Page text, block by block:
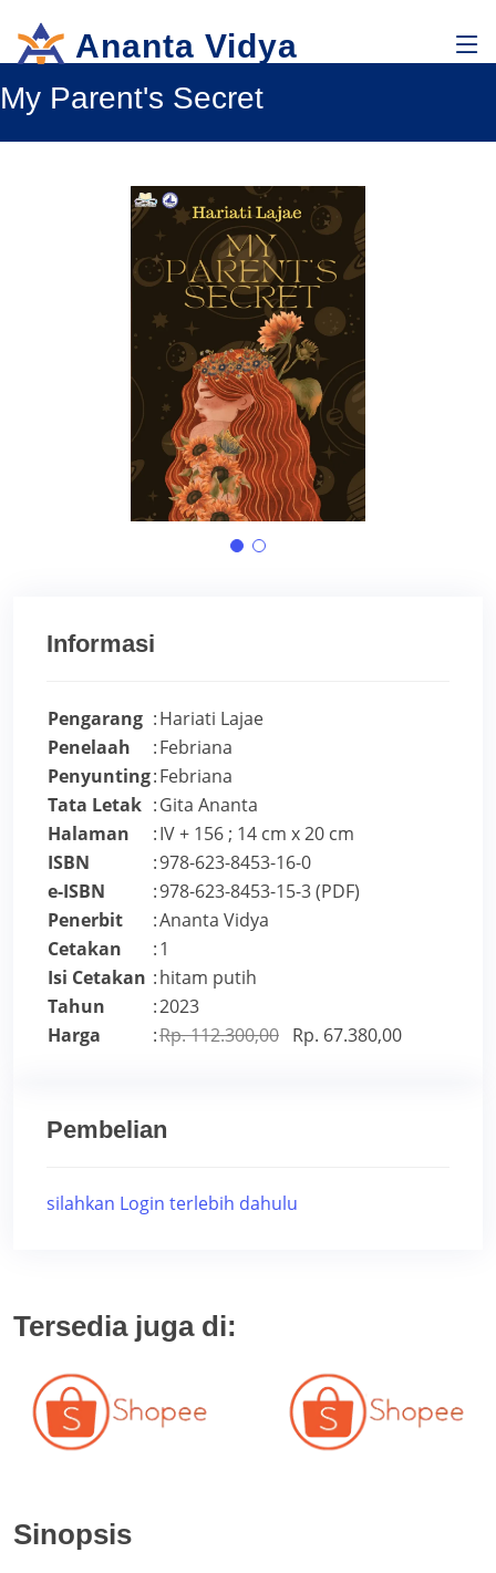
Ananta Vidya
My Parent's Secret
Informasi
Pengarang :Hariati Lajae
Penelaah
:Febriana
Penyunting:Febriana
Tata Letak :Gita Ananta
Halaman
:IV + 156 ; 14 cm x 20 cm
ISBN
:978-623-8453-16-0
e-ISBN
:978-623-8453-15-3 (PDF)
Penerbit
:Ananta Vidya
Cetakan
:1
Isi Cetakan :hitam putih
Tahun
:2023
Harga
:Rp. 112.300,00 Rp. 67.380,00
Pembelian
silahkan Login terlebih dahulu
Tersedia juga di:
Sinopsis